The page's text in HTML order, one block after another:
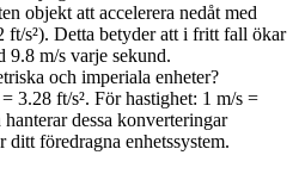
objekt att accelerera nedåt med
ft/s²). Detta betyder att i fritt fall ökar
9.8 m/s varje sekund.
och imperiala enheter?
3.28 ft/s². För hastighet: 1 m/s =
dessa konverteringar
ditt föredragna enhetssystem.